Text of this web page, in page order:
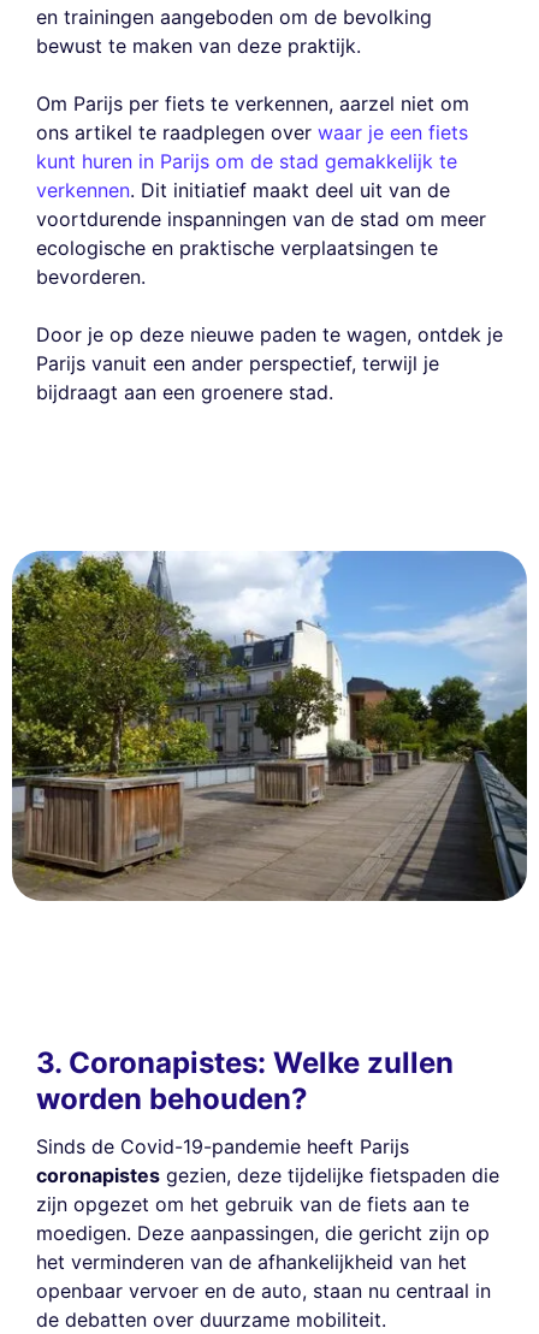
en trainingen aangeboden om de bevolking
bewust te maken van deze praktijk.
Om Parijs per fiets te verkennen, aarzel niet om
ons artikel te raadplegen over waar je een fiets
kunt huren in Parijs om de stad gemakkelijk te
verkennen. Dit initiatief maakt deel uit van de
voortdurende inspanningen van de stad om meer
ecologische en praktische verplaatsingen te
bevorderen.
Door je op deze nieuwe paden te wagen, ontdek je
Parijs vanuit een ander perspectief, terwijl je
bijdraagt aan een groenere stad.
3. Coronapistes: Welke zullen
worden behouden?
Sinds de Covid-19-pandemie heeft Parijs
coronapistes gezien, deze tijdelijke fietspaden die
zijn opgezet om het gebruik van de fiets aan te
moedigen. Deze aanpassingen, die gericht zijn op
het verminderen van de afhankelijkheid van het
openbaar vervoer en de auto, staan nu centraal in
de debatten over duurzame mobiliteit.